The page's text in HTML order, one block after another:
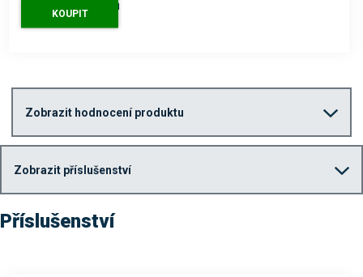
s DPH
KOUPIT
Zobrazit hodnocení produktu
Zobrazit příslušenství
Příslušenství